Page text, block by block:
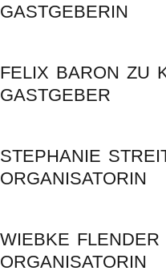
GASTGEBERIN
FELIX BARON ZU
GASTGEBER
STEPHANIE
ORGANISATORIN
WIEBKE FLENDER
ORGANISATORIN